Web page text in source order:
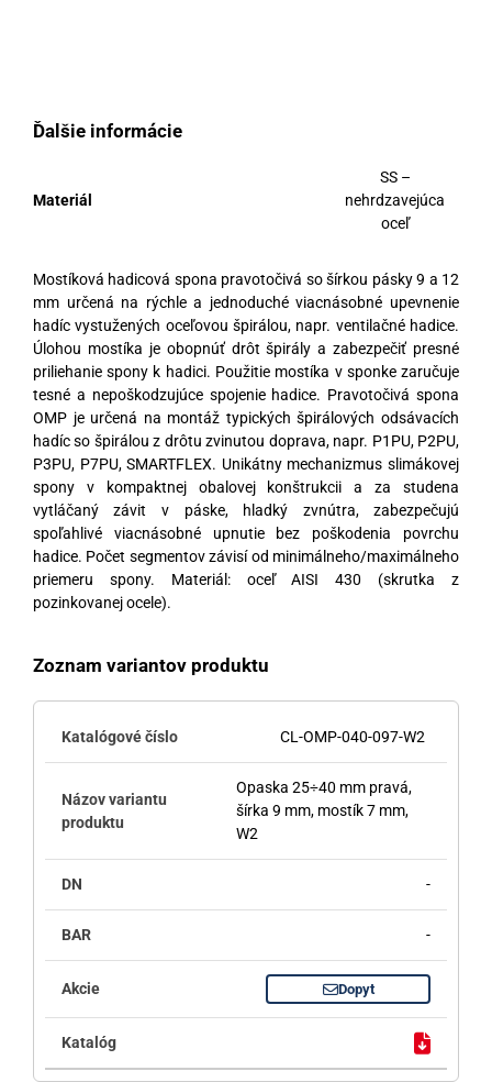
Ďalšie informácie
Materiál
SS –
nehrdzavejúca
oceľ
Mostíková hadicová spona pravotočivá so šírkou pásky 9 a 12
mm určená na rýchle a jednoduché viacnásobné upevnenie
hadíc vystužených oceľovou špirálou, napr. ventilačné hadice.
Úlohou mostíka je obopnúť drôt špirály a zabezpečiť presné
priliehanie spony k hadici. Použitie mostíka v sponke zaručuje
tesné a nepoškodzujúce spojenie hadice. Pravotočivá spona
OMP je určená na montáž typických špirálových odsávacích
hadíc so špirálou z drôtu zvinutou doprava, napr. P1PU, P2PU,
P3PU, P7PU, SMARTFLEX. Unikátny mechanizmus slimákovej
spony v kompaktnej obalovej konštrukcii a za studena
vytláčaný závit v páske, hladký zvnútra, zabezpečujú
spoľahlivé viacnásobné upnutie bez poškodenia povrchu
hadice. Počet segmentov závisí od minimálneho/maximálneho
priemeru spony. Materiál: oceľ AISI 430 (skrutka z
pozinkovanej ocele).
Zoznam variantov produktu
CL-OMP-040-097-W2
Opaska 25÷40 mm pravá,
šírka 9 mm, mostík 7 mm,
W2
-
-
Dopyt